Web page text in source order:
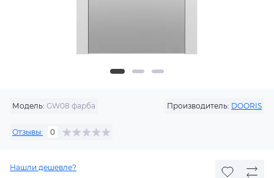
Модель: GW08 фарба Производитель: DOORIS
Отзывы: 0
Нашли дешевле?